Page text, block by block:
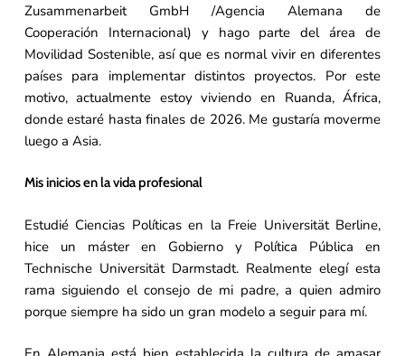
Zusammenarbeit GmbH /Agencia Alemana de
Cooperación Internacional) y hago parte del área de
Movilidad Sostenible, así que es normal vivir en diferentes
países para implementar distintos proyectos. Por este
motivo, actualmente estoy viviendo en Ruanda, África,
donde estaré hasta finales de 2026. Me gustaría moverme
luego a Asia.
Mis inicios en la vida profesional
Estudié Ciencias Políticas en la Freie Universität Berline,
hice un máster en Gobierno y Política Pública en
Technische Universität Darmstadt. Realmente elegí esta
rama siguiendo el consejo de mi padre, a quien admiro
porque siempre ha sido un gran modelo a seguir para mí.